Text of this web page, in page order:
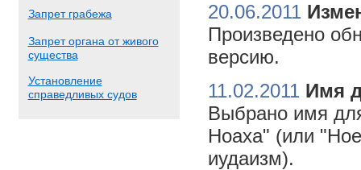
Запрет грабежа
Запрет органа от живого
существа
Установление
справедливых судов
20.06.2011
Произведено
версию.
11.02.2011 Имя
Выбрано имя
Ноаха" (или
иудаизм).